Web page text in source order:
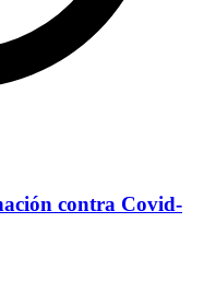
contra Covid-